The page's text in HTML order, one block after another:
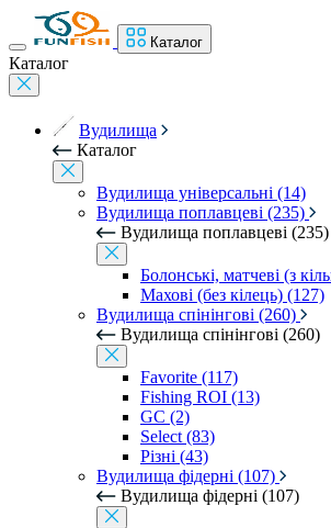
Каталог
Каталог
Вудилища
Каталог
Вудилища універсальні (14)
Вудилища поплавцеві (235)
Вудилища поплавцеві (235)
Болонські, матчеві (з
Махові (без кілець) (127)
Вудилища спінінгові (260)
Вудилища спінінгові (260)
Favorite (117)
Fishing ROI (13)
GC (2)
Select (83)
Різні (43)
Вудилища фідерні (107)
Вудилища фідерні (107)